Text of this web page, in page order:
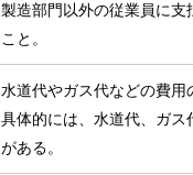
製造部門以外の従業員に支
こと。
水道代やガス代などの費用
具体的には、水道代、ガス
がある。